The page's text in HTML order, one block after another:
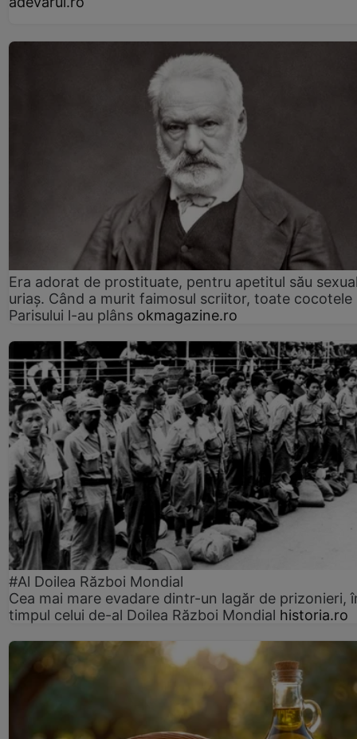
Era adorat de prostituate, pentru apetitul său
uriaș. Când a murit faimosul scriitor, toate cocotele
Parisului l-au plâns okmagazine.ro
#Al Doilea Război Mondial
Cea mai mare evadare dintr-un lagăr de prizonieri,
timpul celui de-al Doilea Război Mondial historia.ro